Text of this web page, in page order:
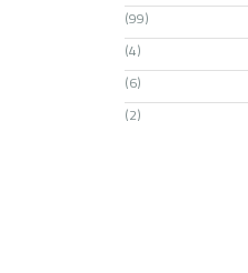
(99)
(4)
(6)
(2)